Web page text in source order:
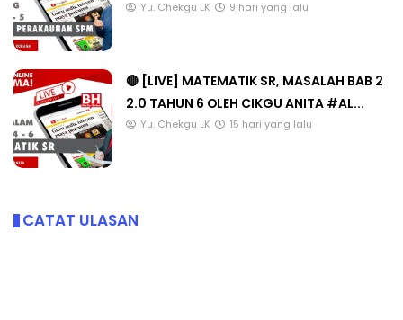
Yu. Chekgu LK 9 hari yang lalu
🔴 [LIVE] MATEMATIK SR, MASALAH BAB 2
2.0 TAHUN 6 OLEH CIKGU ANITA #AL...
Yu. Chekgu LK 15 hari yang lalu
CATAT ULASAN